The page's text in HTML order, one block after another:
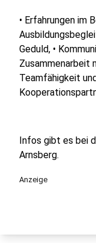
• Erfahrungen im
Geduld, •
Zusammenarbeit
Teamfähigkeit
Infos gibt es bei
Arnsberg.
Anzeige